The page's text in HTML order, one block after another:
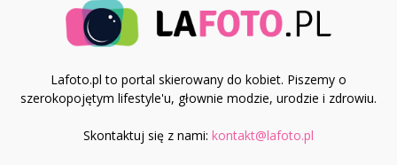
Lafoto.pl to portal skierowany do kobiet. Piszemy o
szerokopojętym lifestyle'u, głownie modzie, urodzie i zdrowiu.
Skontaktuj się z nami: kontakt@lafoto.pl